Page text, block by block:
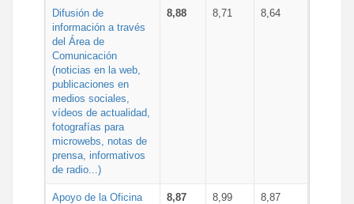
Difusión de
información a través
del Área de
Comunicación
(noticias en la web,
publicaciones en
medios sociales,
vídeos de actualidad,
fotografías para
microwebs, notas de
prensa, informativos
de radio...)
8,88 8,71 8,64
Apoyo de la Oficina
8,87 8,99 8,87